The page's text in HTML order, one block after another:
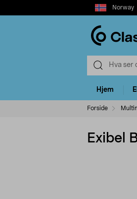
Select
market
Norway
Hjem
Forside
Exibel